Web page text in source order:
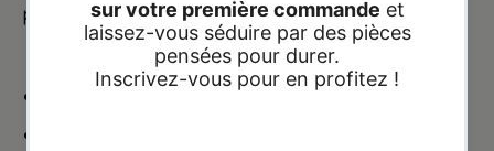
pour un effet plus tendance.
Couleur : doré